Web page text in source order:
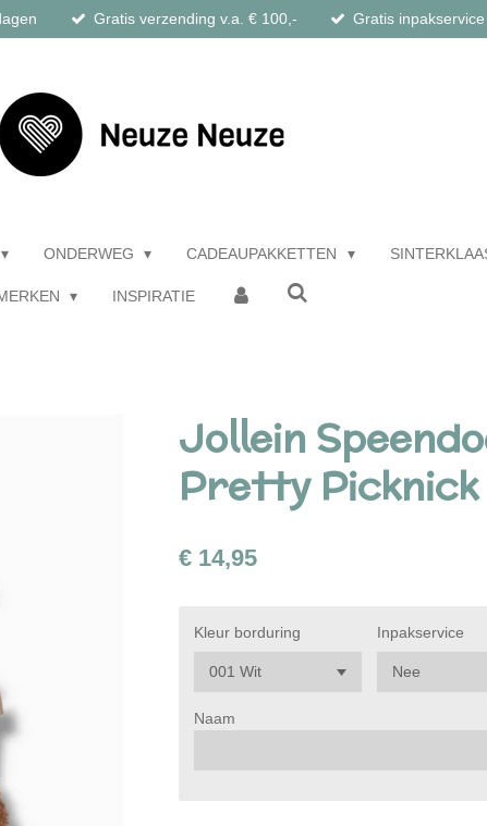
Gratis verzending v.a. € 100,- Gratis inpakservice
ONDERWEG CADEAUPAKKETTEN
INSPIRATIE
Jollein
Pretty Picknick
€ 14,95
Kleur borduring Inpakservice
Naam